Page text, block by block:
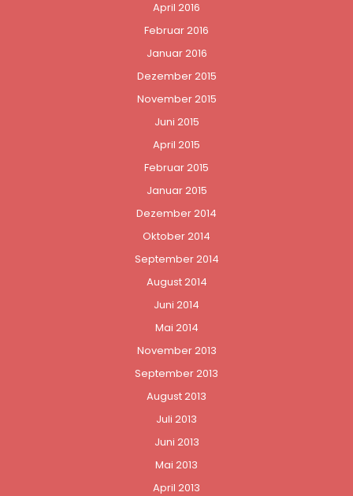
April 2016
Februar 2016
Januar 2016
Dezember 2015
November 2015
Juni 2015
April 2015
Februar 2015
Januar 2015
Dezember 2014
Oktober 2014
September 2014
August 2014
Juni 2014
Mai 2014
November 2013
September 2013
August 2013
Juli 2013
Juni 2013
Mai 2013
April 2013